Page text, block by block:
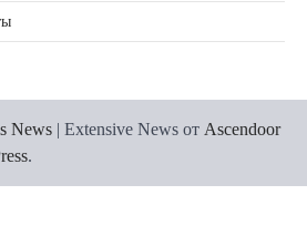
News | Extensive News от Ascendoor
.